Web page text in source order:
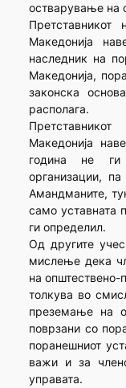
остварување на
Претставникот
Македонија
наследник на
Македонија,
законска
располага.
Македонија
година не ги
организации,
Амандманите,
само уставната
ги определил.
Од другите
мислење дека
на општествено-
толкува во
преземање на
поврзани со
поранешниот
важи и за
управата.